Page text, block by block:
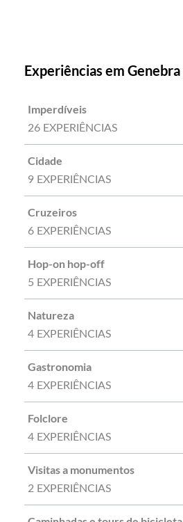
Experiências em Genebra
Imperdíveis
26 EXPERIÊNCIAS
Cidade
9 EXPERIÊNCIAS
Cruzeiros
6 EXPERIÊNCIAS
Hop-on hop-off
5 EXPERIÊNCIAS
Natureza
4 EXPERIÊNCIAS
Gastronomia
4 EXPERIÊNCIAS
Folclore
4 EXPERIÊNCIAS
Visitas a monumentos
2 EXPERIÊNCIAS